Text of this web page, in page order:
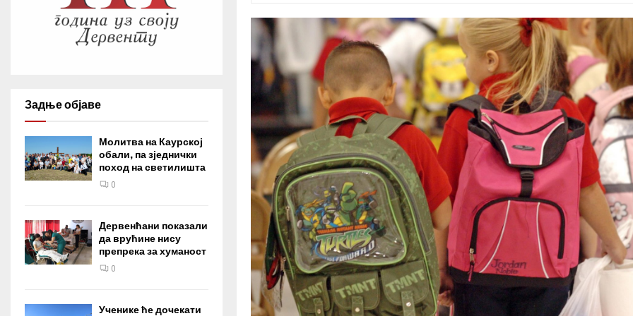
Задње објаве
Молитва на Каурској
обали, па зједнички
поход на светилишта
0
Дервенћани показали
да врућине нису
препрека за хуманост
0
Ученике ће дочекати